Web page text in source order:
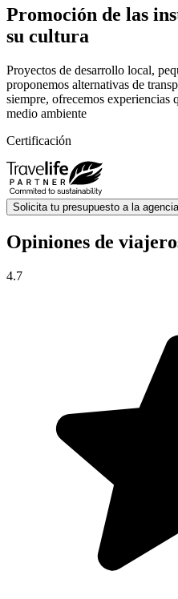
Promoción de las
su cultura
Proyectos de desarrollo local,
proponemos alternativas de
siempre, ofrecemos experiencias
medio ambiente
Certificación
Solicita tu presupuesto a la agencia
Opiniones de
4.7